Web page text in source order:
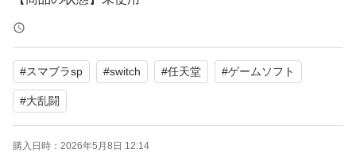
【カラー】マルチカラー
【CEROレーティング】A（全年齢対象）
よろしくお願いいたします。
#スマブラsp #switch #任天堂 #ゲームソフト
#大乱闘
購入日時： 2026年5月8日 12:14